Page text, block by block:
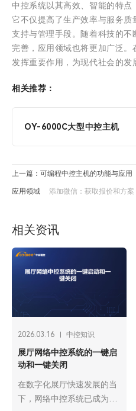
中控系统以其高效、智能的特点
它不仅提高了生产效率与服务
支持与管理手段。随着科技的
完善，应用领域也将更加广泛
发挥重要作用，为现代社会的发
相关推荐：
OY-6000C大型中控主机
上一篇：可编程中控主机的功能与应用
应用领域 添加微信：获取报价和方案
相关资讯
2026.03.16 中控知识
展厅网络中控系统的一键启
动和一键关闭
在数字化展厅快速发展的当
下，网络中控系统已成为展